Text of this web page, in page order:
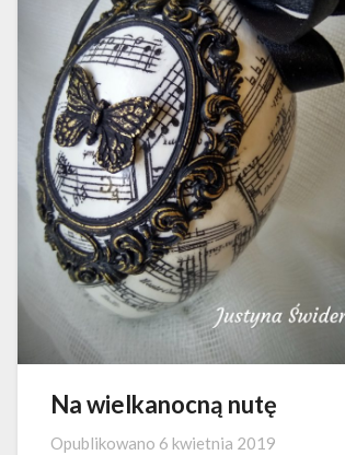
Na wielkanocną nutę
Opublikowano 6 kwietnia 2019